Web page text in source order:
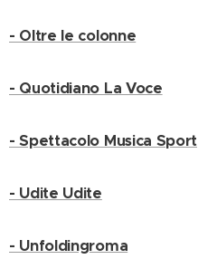
- Oltre le colonne
- Quotidiano La Voce
- Spettacolo Musica Sport
- Udite Udite
- Unfoldingroma